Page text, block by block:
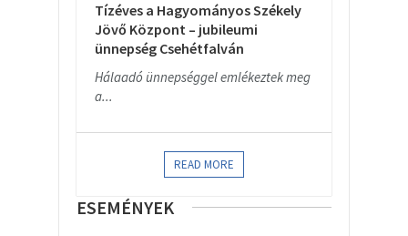
Tízéves a Hagyományos Székely
Jövő Központ – jubileumi
ünnepség Csehétfalván
Hálaadó ünnepséggel emlékeztek meg
a...
READ MORE
ESEMÉNYEK